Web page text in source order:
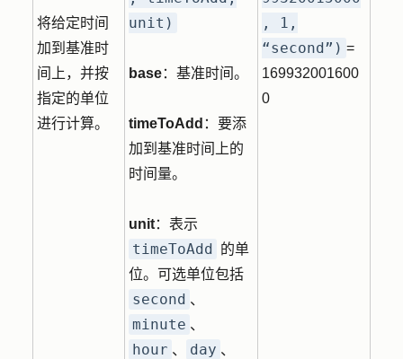
将给定时间
加到基准时
间上，并按
指定的单位
进行计算。
unit)
base：基准时间。
timeToAdd ：要添
加到基准时间上的
时间量。
unit：表示
timeToAdd 的单
位。可选单位包括
second 、
minute 、
hour 、 day 、
, 1,
“second”) =
169932001600
0